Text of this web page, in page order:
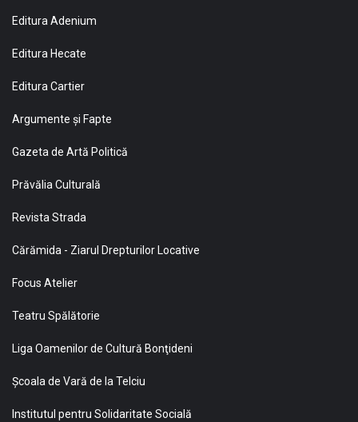
Editura Adenium
Editura Hecate
Editura Cartier
Argumente și Fapte
Gazeta de Artă Politică
Prăvălia Culturală
Revista Strada
Cărămida - Ziarul Drepturilor Locative
Focus Atelier
Teatru Spălătorie
Liga Oamenilor de Cultură Bonţideni
Şcoala de Vară de la Telciu
Institutul pentru Solidaritate Socială